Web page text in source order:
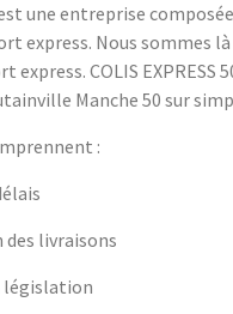
est une entreprise
express. Nous sommes
express. COLIS
Manche 50 sur
:
livraisons
législation